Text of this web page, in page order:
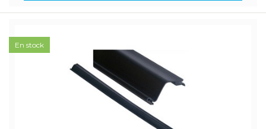
En stock